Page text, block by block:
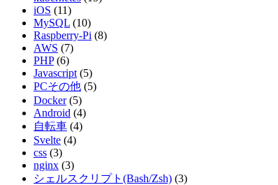
iOS (11)
MySQL (10)
Raspberry-Pi (8)
AWS (7)
PHP (6)
Javascript (5)
PCその他 (5)
Docker (5)
Android (4)
自転車 (4)
Svelte (4)
css (3)
nginx (3)
シェルスクリプト(Bash/Zsh) (3)